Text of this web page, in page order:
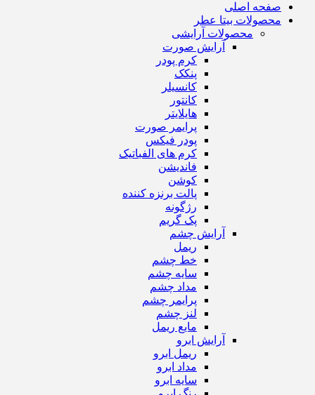
صفحه اصلی
محصولات بیتا عطر
محصولات آرایشی
آرایش صورت
کرم پودر
پنکک
کانسیلر
کانتور
هایلایتر
پرایمر صورت
پودر فیکس
کرم های الفباتیک
فاندیشن
کوشن
پالت برنزه کننده
رژگونه
پک گریم
آرایش چشم
ریمل
خط چشم
سایه چشم
مداد چشم
پرایمر چشم
لنز چشم
مایع ریمل
آرایش ابرو
ریمل ابرو
مداد ابرو
سایه ابرو